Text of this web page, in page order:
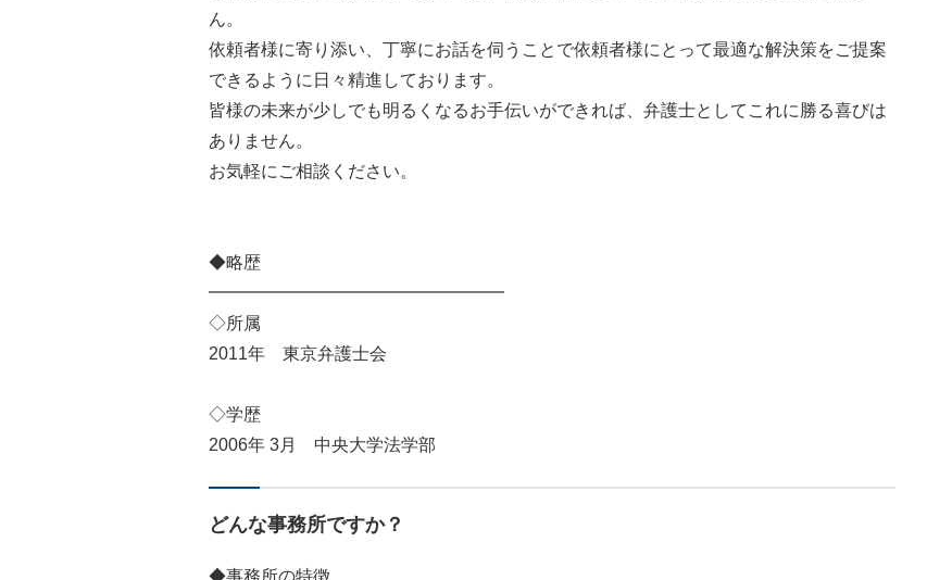
ん。
依頼者様に寄り添い、丁寧にお話を伺うことで依頼者様にとって最適な解決策をご提案
できるように日々精進しております。
皆様の未来が少しでも明るくなるお手伝いができれば、弁護士としてこれに勝る喜びは
ありません。
お気軽にご相談ください。
◆略歴
━━━━━━━━━━━━━━━━━
◇所属
2011年 東京弁護士会
◇学歴
2006年 3月 中央大学法学部
どんな事務所ですか？